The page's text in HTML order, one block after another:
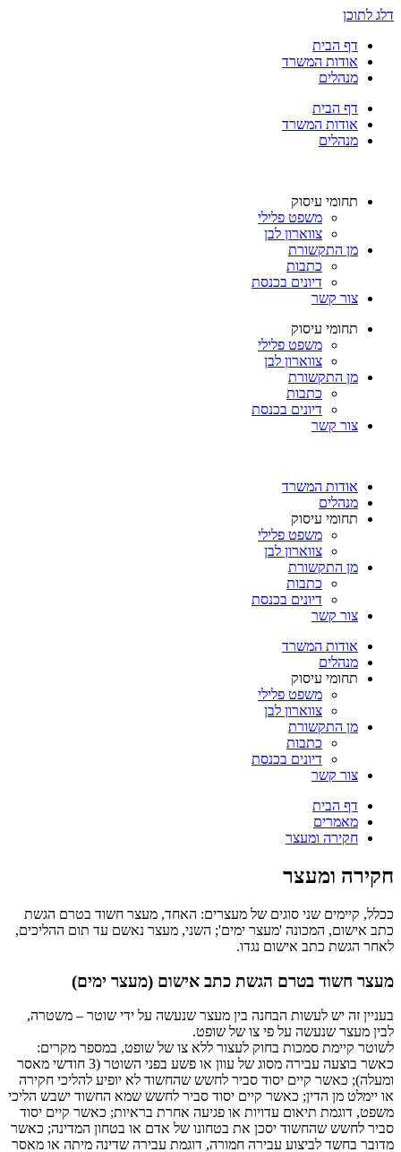
דלג לתוכן
דף הבית
אודות המשרד
מנהלים
דף הבית
אודות המשרד
מנהלים
תחומי עיסוק
משפט פלילי
צווארון לבן
מן התקשורת
כתבות
דיונים בכנסת
צור קשר
תחומי עיסוק
משפט פלילי
צווארון לבן
מן התקשורת
כתבות
דיונים בכנסת
צור קשר
אודות המשרד
מנהלים
תחומי עיסוק
משפט פלילי
צווארון לבן
מן התקשורת
כתבות
דיונים בכנסת
צור קשר
אודות המשרד
מנהלים
תחומי עיסוק
משפט פלילי
צווארון לבן
מן התקשורת
כתבות
דיונים בכנסת
צור קשר
דף הבית
מאמרים
חקירה ומעצר
חקירה ומעצר
ככלל, קיימים שני סוגים של מעצרים: האחד, מעצר חשוד בטרם הגשת
כתב אישום, המכונה 'מעצר ימים'; השני, מעצר נאשם עד תום ההליכים,
לאחר הגשת כתב אישום נגדו.
מעצר חשוד בטרם הגשת כתב אישום (מעצר ימים)
בעניין זה יש לעשות הבחנה בין מעצר שנעשה על ידי שוטר – משטרה,
לבין מעצר שנעשה על פי צו של שופט.
לשוטר קיימת סמכות בחוק לעצור ללא צו של שופט, במספר מקרים:
כאשר בוצעה עבירה מסוג של עוון או פשע בפני השוטר (3 חודשי מאסר
ומעלה); כאשר קיים יסוד סביר לחשש שהחשוד לא יופיע להליכי חקירה
או יימלט מן הדין; כאשר קיים יסוד סביר לחשש שמא החשוד ישבש הליכי
משפט, דוגמת תיאום עדויות או פגיעה אחרת בראיות; כאשר קיים יסוד
סביר לחשש שהחשוד יסכן את בטחונו של אדם או בטחון המדינה; כאשר
מדובר בחשד לביצוע עבירה חמורה, דוגמת עבירה שדינה מיתה או מאסר